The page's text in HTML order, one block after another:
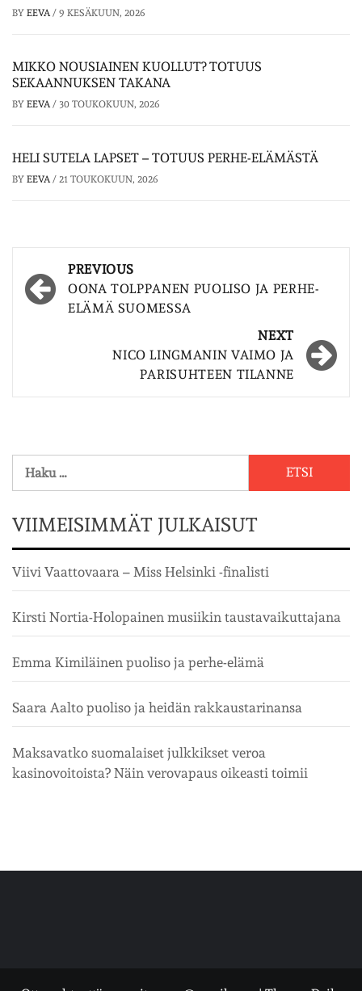
BY EEVA / 9 KESÄKUUN, 2026
MIKKO NOUSIAINEN KUOLLUT? TOTUUS
SEKAANNUKSEN TAKANA
BY EEVA / 30 TOUKOKUUN, 2026
HELI SUTELA LAPSET – TOTUUS PERHE-ELÄMÄSTÄ
BY EEVA / 21 TOUKOKUUN, 2026
Post
navigation
PREVIOUS
OONA TOLPPANEN PUOLISO JA PERHE-
ELÄMÄ SUOMESSA
NEXT
NICO LINGMANIN VAIMO JA
PARISUHTEEN TILANNE
VIIMEISIMMÄT JULKAISUT
Viivi Vaattovaara – Miss Helsinki -finalisti
Kirsti Nortia-Holopainen musiikin taustavaikuttajana
Emma Kimiläinen puoliso ja perhe-elämä
Saara Aalto puoliso ja heidän rakkaustarinansa
Maksavatko suomalaiset julkkikset veroa
kasinovoitoista? Näin verovapaus oikeasti toimii